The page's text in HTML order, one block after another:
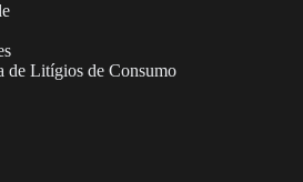
de Litígios de Consumo